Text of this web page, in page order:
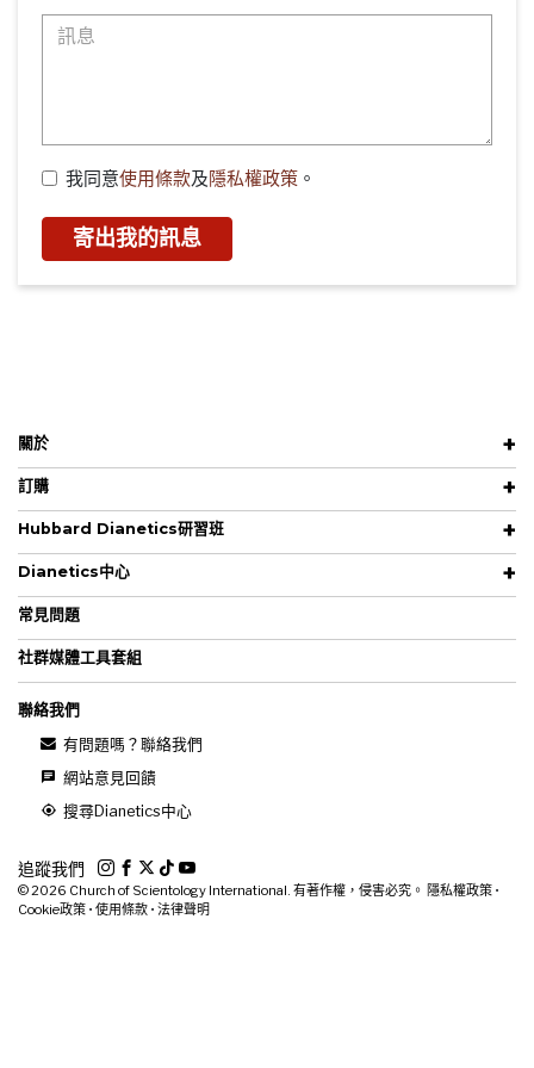
我同意使用條款及隱私權政策 。
寄出我的訊息
關於
訂購
Hubbard Dianetics研習班
Dianetics中心
常見問題
社群媒體工具套組
聯絡我們
有問題嗎？聯絡我們
網站意見回饋
搜尋Dianetics中心
追蹤我們
© 2026 Church of Scientology International. 有著作權，侵害必究。 隱私權政策 •
Cookie政策 • 使用條款 • 法律聲明